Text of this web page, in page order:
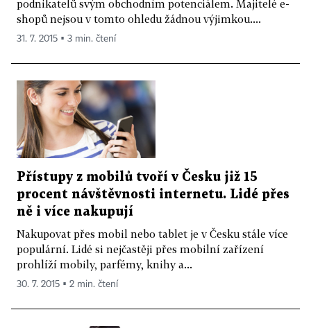
podnikatelů svým obchodním potenciálem. Majitelé e-
shopů nejsou v tomto ohledu žádnou výjimkou....
31. 7. 2015 ▪ 3 min. čtení
Přístupy z mobilů tvoří v Česku již 15
procent návštěvnosti internetu. Lidé přes
ně i více nakupují
Nakupovat přes mobil nebo tablet je v Česku stále více
populární. Lidé si nejčastěji přes mobilní zařízení
prohlíží mobily, parfémy, knihy a...
30. 7. 2015 ▪ 2 min. čtení